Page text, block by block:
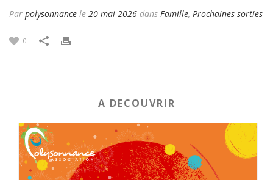
Par polysonnance le 20 mai 2026 dans Famille, Prochaines sorties
0
A DECOUVRIR